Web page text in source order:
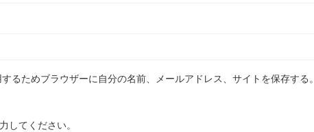
るためブラウザーに自分の名前、メールアドレス、サイトを保存する。
してください。